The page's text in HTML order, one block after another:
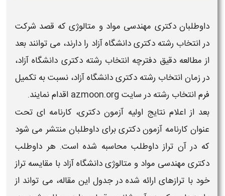
داوطلباندکتری مهندسی مواد و متالوژیکه قصد شرکت
در انتخاب رشتهدکتری دانشگاه آزاد را دارند، می توانند بعد
از مطالعه دقیق دفترچه انتخاب رشته دکتری دانشگاه آزاد،
در زمان انتخاب رشته دکتری دانشگاه آزاد، نسبت به تکمیل
فرم انتخاب رشته در سایت azmoon.org اقدام نمایند.
بعد از اعلام نتایج اولیه آزمون دکتری، کارنامه ای تحت
عنوان کارنامه آزمون دکتریبرای داوطلبان منتشر می شود
که در آن تراز داوطلب محاسبه شده است. هر داوطلب
دکتری مهندسی مواد و متالوژی دانشگاه آزاد با مقایسه تراز
خود با ترازهای ارائه شده در جدول این مقاله، می تواند از